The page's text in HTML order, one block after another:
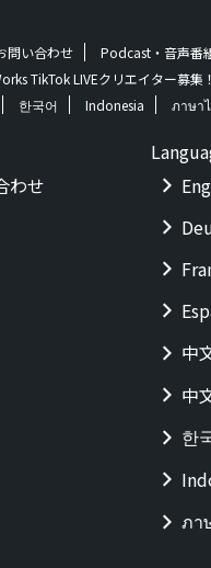
問い合わせ
Podcast・音声番
TikTok LIVEクリエイター募集
한국어 Indonesia ภาษา
わせ
中
中
한
ภา